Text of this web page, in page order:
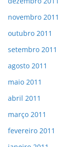
novembro 2011
outubro 2011
setembro 2011
agosto 2011
maio 2011
abril 2011
março 2011
fevereiro 2011